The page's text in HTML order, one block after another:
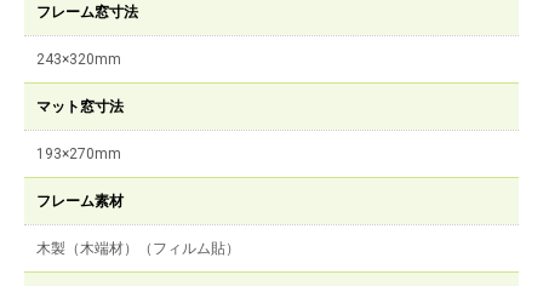
フレーム窓寸法
243×320mm
マット窓寸法
193×270mm
フレーム素材
木製（木端材）（フィルム貼）